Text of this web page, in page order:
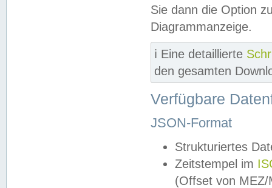
Sie dann die Option
Diagrammanzeige.
ℹ️ Eine detaillierte
den gesamten
Verfügbare
JSON-Format
Strukturiertes
Zeitstempel im
(Offset von MEZ/